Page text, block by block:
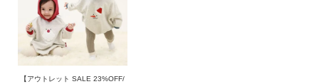
【アウトレット SALE 23%OFF/